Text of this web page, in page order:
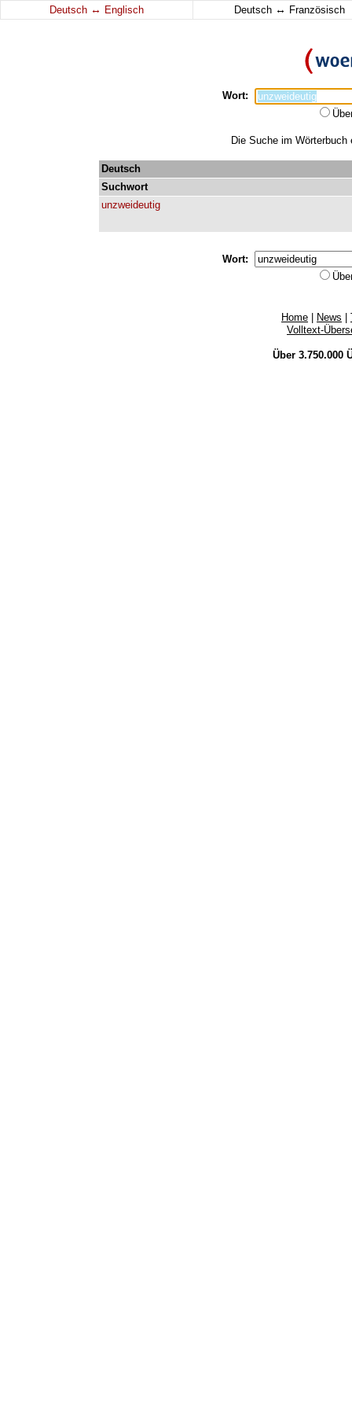
Deutsch ↔ Englisch Deutsch ↔ Französisch
Wort:
Die Suche im
Deutsch
Suchwort
unzweideutig
Wort:
Home News
Volltext-
Über 3.750.000